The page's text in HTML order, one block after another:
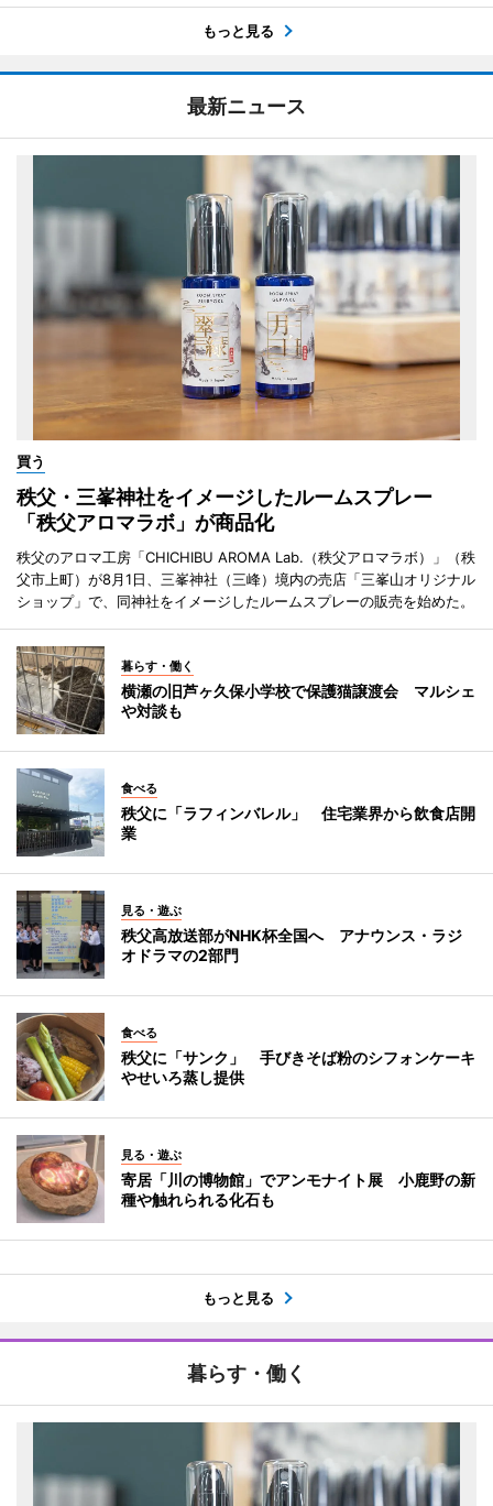
もっと見る
最新ニュース
買う
秩父・三峯神社をイメージしたルームスプレー
「秩父アロマラボ」が商品化
秩父のアロマ工房「CHICHIBU AROMA Lab.（秩父アロマラボ）」（秩
父市上町）が8月1日、三峯神社（三峰）境内の売店「三峯山オリジナル
ショップ」で、同神社をイメージしたルームスプレーの販売を始めた。
暮らす・働く
横瀬の旧芦ヶ久保小学校で保護猫譲渡会 マルシェ
や対談も
食べる
秩父に「ラフィンバレル」 住宅業界から飲食店開
業
見る・遊ぶ
秩父高放送部がNHK杯全国へ アナウンス・ラジ
オドラマの2部門
食べる
秩父に「サンク」 手びきそば粉のシフォンケーキ
やせいろ蒸し提供
見る・遊ぶ
寄居「川の博物館」でアンモナイト展 小鹿野の新
種や触れられる化石も
もっと見る
暮らす・働く